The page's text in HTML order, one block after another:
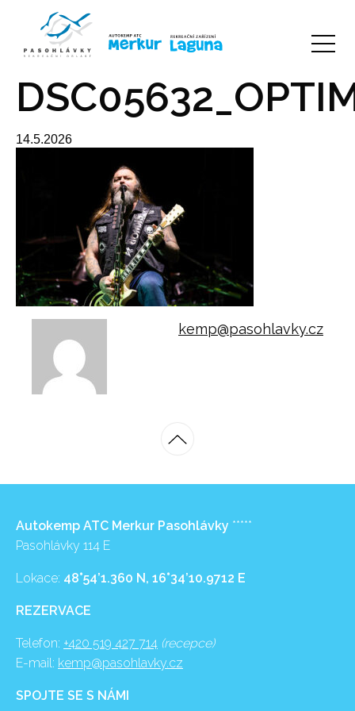
14.5.2026
kemp@pasohlavky.cz
Autokemp ATC Merkur Pasohlávky *****
Pasohlávky 114 E
Lokace: 48°54’1.360 N, 16°34’10.9712 E
REZERVACE
Telefon: +420 519 427 714 (recepce)
E-mail: kemp@pasohlavky.cz
SPOJTE SE S NÁMI